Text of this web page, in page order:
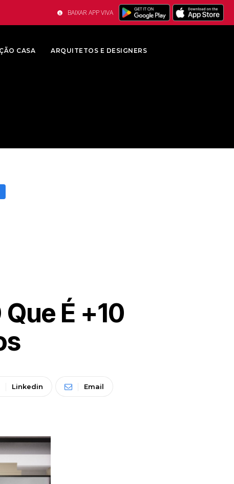
BAIXAR APP VIVA
CASA ARQUITETOS E DESIGNERS
É +10
Linkedin Email